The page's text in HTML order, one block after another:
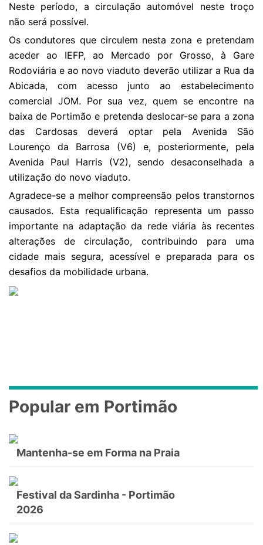
Neste período, a circulação automóvel neste troço
não será possível.
Os condutores que circulem nesta zona e pretendam
aceder ao IEFP, ao Mercado por Grosso, à Gare
Rodoviária e ao novo viaduto deverão utilizar a Rua da
Abicada, com acesso junto ao estabelecimento
comercial JOM. Por sua vez, quem se encontre na
baixa de Portimão e pretenda deslocar-se para a zona
das Cardosas deverá optar pela Avenida São
Lourenço da Barrosa (V6) e, posteriormente, pela
Avenida Paul Harris (V2), sendo desaconselhada a
utilização do novo viaduto.
Agradece-se a melhor compreensão pelos transtornos
causados. Esta requalificação representa um passo
importante na adaptação da rede viária às recentes
alterações de circulação, contribuindo para uma
cidade mais segura, acessível e preparada para os
desafios da mobilidade urbana.
Popular em Portimão
Mantenha-se em Forma na Praia
Festival da Sardinha - Portimão
2026